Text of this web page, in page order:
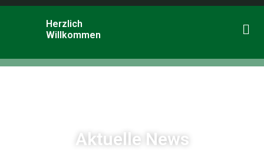
Herzlich
Willkommen
Aktuelle News